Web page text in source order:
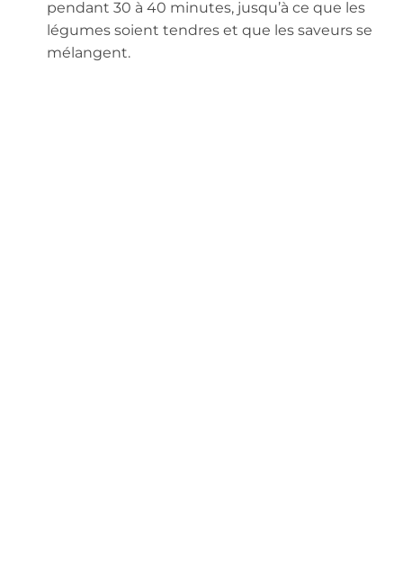
pendant 30 à 40 minutes, jusqu’à ce que les
légumes soient tendres et que les saveurs se
mélangent.